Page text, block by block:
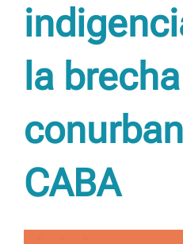
la
CABA